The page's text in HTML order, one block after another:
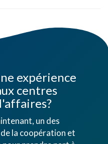
expérience
centres
un des
la coopération et